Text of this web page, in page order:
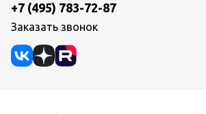
+7 (495) 783-72-87
Заказать звонок